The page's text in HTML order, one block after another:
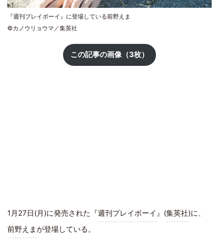
『週刊プレイボーイ』に登場している前野えま
©カノウリョウマ／集英社
この記事の画像（3枚）
1月27日(月)に発売された『週刊プレイボーイ 』(集英社)に、
前野えま が登場している。